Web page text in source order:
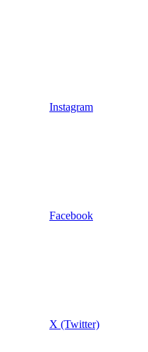
Instagram
Facebook
X (Twitter)